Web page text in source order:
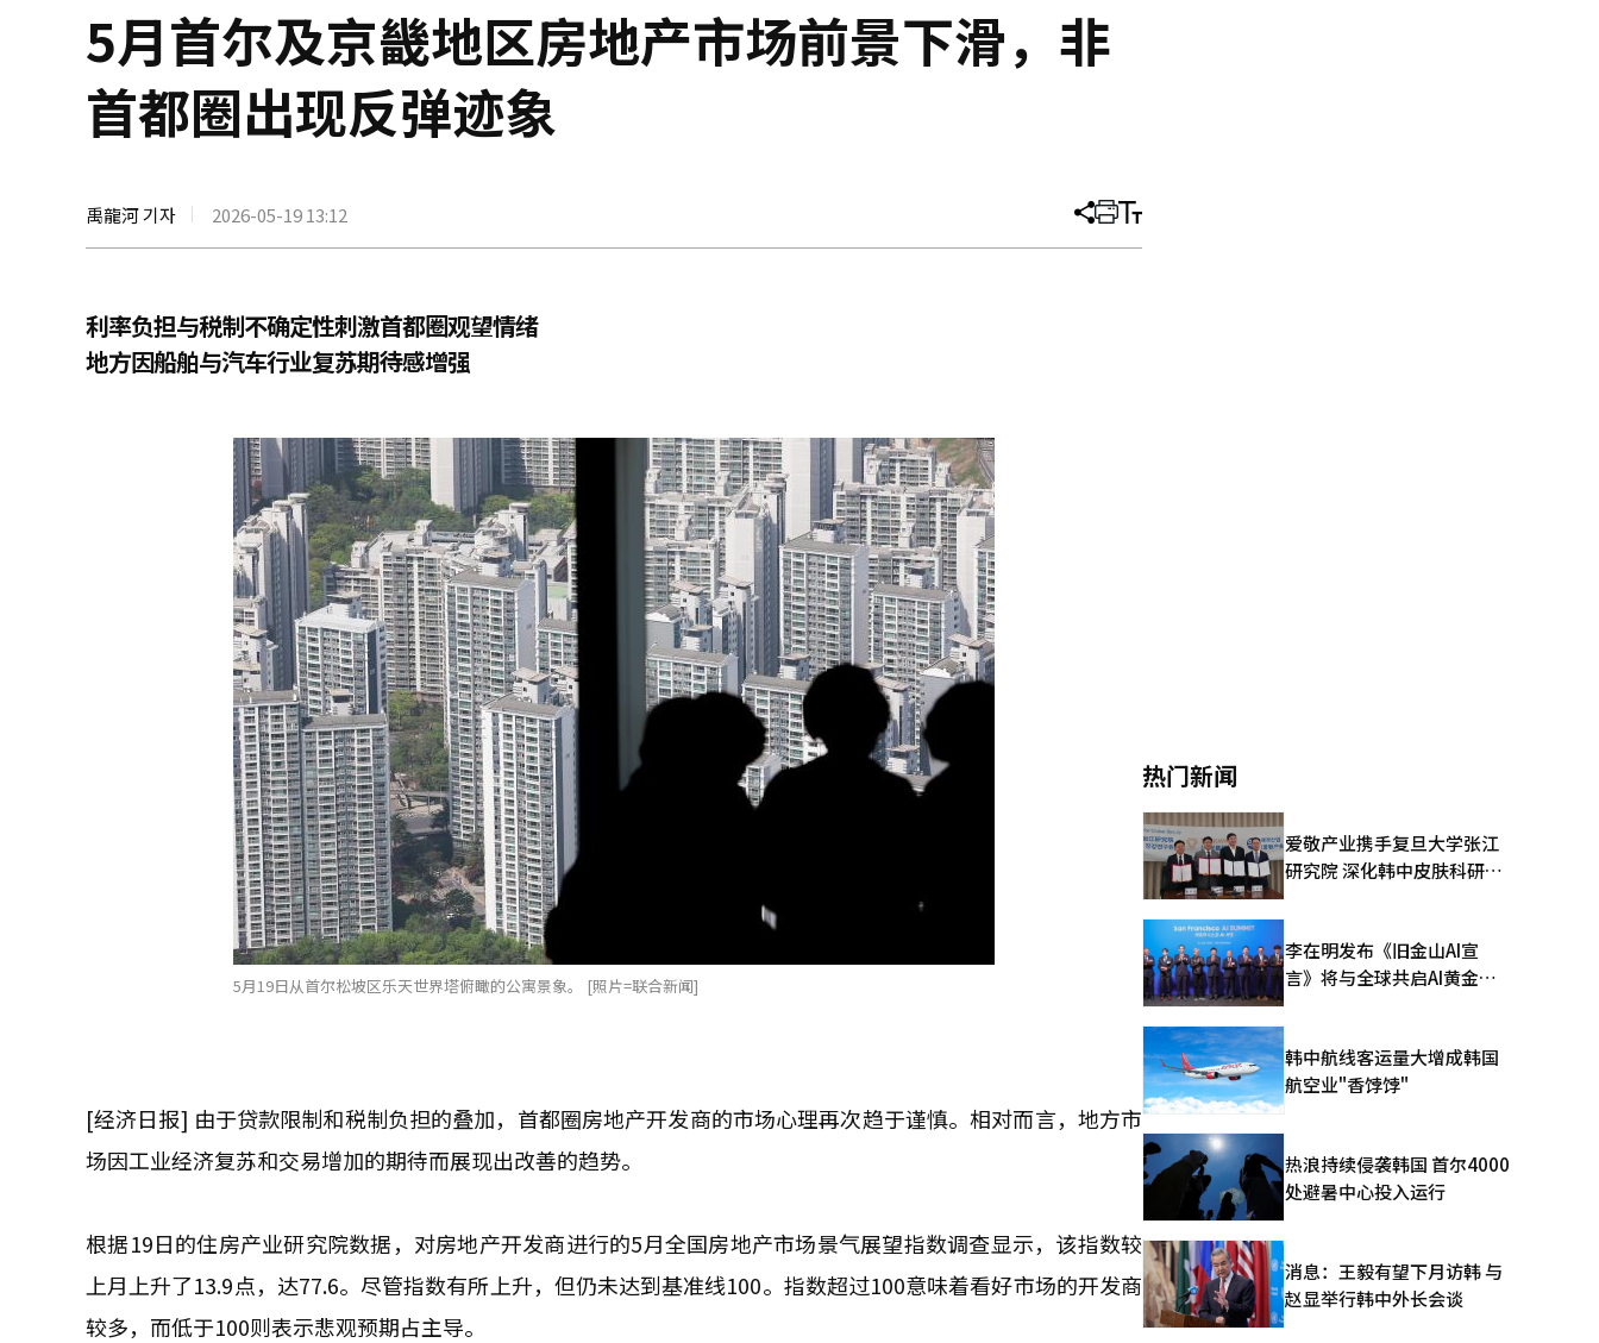
5月首尔及京畿地区房地产市场前景下滑，非
首都圈出现反弹迹象
禹龍河 기자 2026-05-19 13:12 分
文
打 调
大
利率负担与税制不确定性刺激首都圈观望情绪
地方因船舶与汽车行业复苏期待感增强
5月19日从首尔松坡区乐天世界塔俯瞰的公寓景象。 [照片=联合新闻]
[经济日报] 由于贷款限制和税制负担的叠加，首都圈房地产开发商的市场心理再次趋于谨慎。相对而言，地方市
场因工业经济复苏和交易增加的期待而展现出改善的趋势。
根据19日的住房产业研究院数据，对房地产开发商进行的5月全国房地产市场景气展望指数调查显示，该指数较
上月上升了13.9点，达77.6。尽管指数有所上升，但仍未达到基准线100。指数超过100意味着看好市场的开发商
较多，而低于100则表示悲观预期占主导。
热门新闻
爱敬产业携手复旦大学张江
研究院 深化韩中皮肤科研合
李在明发布《旧金山AI宣
言》将与全球共启AI黄金时
韩中航线客运量大增成韩国
航空业"香饽饽"
热浪持续侵袭韩国 首尔4000
处避暑中心投入运行
消息：王毅有望下月访韩 与
赵显举行韩中外长会谈